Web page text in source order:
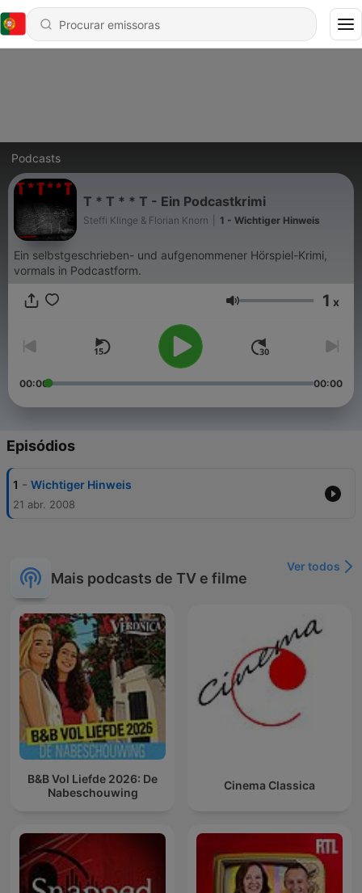
Podcasts
T * T * * T - Ein Podcastkrimi
Steffi Klinge & Florian Knorn 1 - Wichtiger Hinweis
Ein selbstgeschrieben- und aufgenommener Hörspiel-Krimi,
vormals in Podcastform.
Volume 1 x
00:00 00:00
Episódios
1 - Wichtiger Hinweis
21 abr. 2008
Mais podcasts de TV e filme
Ver todos
B&B Vol Liefde 2026: De
Nabeschouwing
Cinema Classica